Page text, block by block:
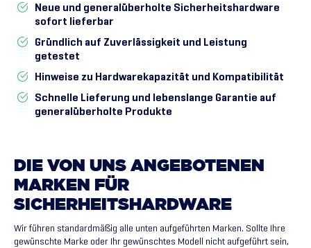
Neue und generalüberholte Sicherheitshardware
sofort lieferbar
Gründlich auf Zuverlässigkeit und Leistung
getestet
Hinweise zu Hardwarekapazität und Kompatibilität
Schnelle Lieferung und lebenslange Garantie auf
generalüberholte Produkte
DIE VON UNS ANGEBOTENEN
MARKEN
FÜR
SICHERHEITSHARDWARE
Wir führen standardmäßig alle unten aufgeführten Marken. Sollte Ihre
gewünschte Marke oder Ihr gewünschtes Modell nicht aufgeführt sein,